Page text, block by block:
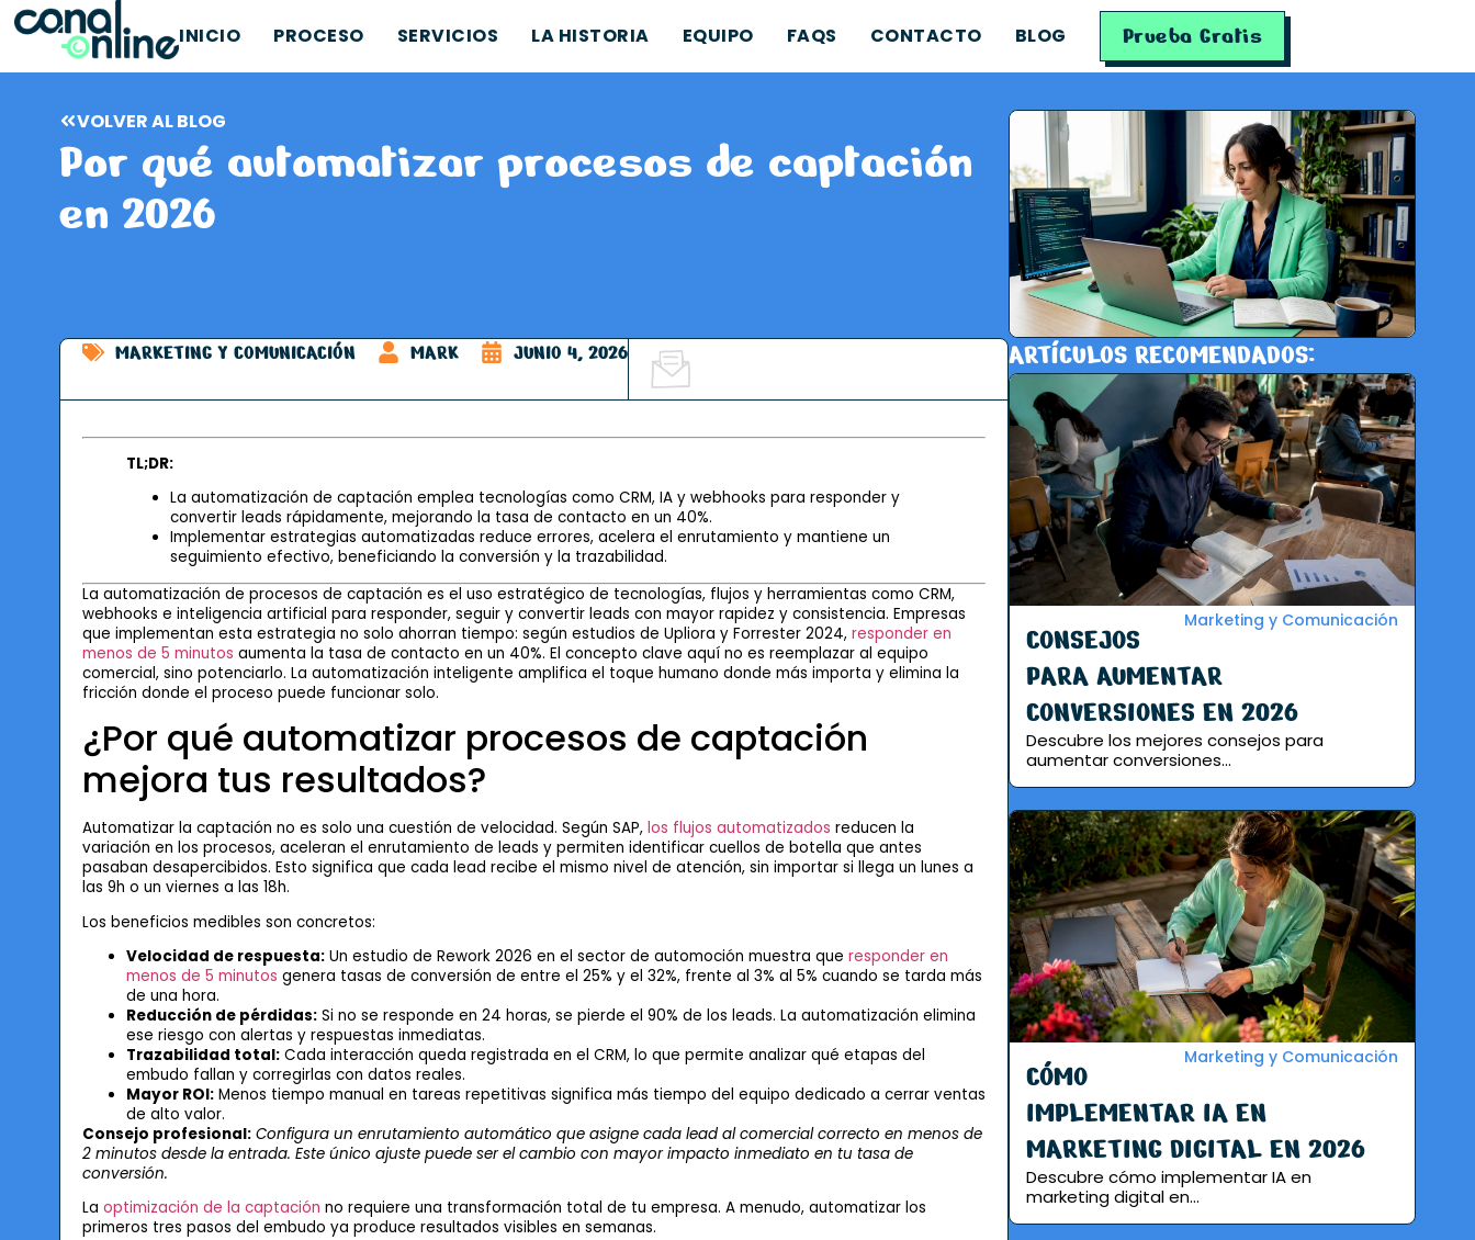
INICIO PROCESO SERVICIOS LA HISTORIA EQUIPO FAQS CONTACTO BLOG Prueba Gratis
VOLVER AL BLOG
Por qué automatizar procesos de captación
en 2026
MARKETING Y COMUNICACIÓN MARK JUNIO 4, 2026
TL;DR:
La automatización de captación emplea tecnologías como CRM, IA y webhooks para responder y
convertir leads rápidamente, mejorando la tasa de contacto en un 40%.
Implementar estrategias automatizadas reduce errores, acelera el enrutamiento y mantiene un
seguimiento efectivo, beneficiando la conversión y la trazabilidad.
La automatización de procesos de captación es el uso estratégico de tecnologías, flujos y herramientas como CRM,
webhooks e inteligencia artificial para responder, seguir y convertir leads con mayor rapidez y consistencia. Empresas
que implementan esta estrategia no solo ahorran tiempo: según estudios de Upliora y Forrester 2024, responder en
menos de 5 minutos aumenta la tasa de contacto en un 40%. El concepto clave aquí no es reemplazar al equipo
comercial, sino potenciarlo. La automatización inteligente amplifica el toque humano donde más importa y elimina la
fricción donde el proceso puede funcionar solo.
¿Por qué automatizar procesos de captación
mejora tus resultados?
Automatizar la captación no es solo una cuestión de velocidad. Según SAP, los flujos automatizados reducen la
variación en los procesos, aceleran el enrutamiento de leads y permiten identificar cuellos de botella que antes
pasaban desapercibidos. Esto significa que cada lead recibe el mismo nivel de atención, sin importar si llega un lunes a
las 9h o un viernes a las 18h.
Los beneficios medibles son concretos:
Velocidad de respuesta:Un estudio de Rework 2026 en el sector de automoción muestra que responder en
menos de 5 minutos genera tasas de conversión de entre el 25% y el 32%, frente al 3% al 5% cuando se tarda más
de una hora.
Reducción de pérdidas:Si no se responde en 24 horas, se pierde el 90% de los leads. La automatización elimina
ese riesgo con alertas y respuestas inmediatas.
Trazabilidad total:Cada interacción queda registrada en el CRM, lo que permite analizar qué etapas del
embudo fallan y corregirlas con datos reales.
Mayor ROI:Menos tiempo manual en tareas repetitivas significa más tiempo del equipo dedicado a cerrar ventas
de alto valor.
Consejo profesional: Configura un enrutamiento automático que asigne cada lead al comercial correcto en menos de
2 minutos desde la entrada. Este único ajuste puede ser el cambio con mayor impacto inmediato en tu tasa de
conversión.
La optimización de la captación no requiere una transformación total de tu empresa. A menudo, automatizar los
primeros tres pasos del embudo ya produce resultados visibles en semanas.
ARTÍCULOS RECOMENDADOS:
Marketing y Comunicación
CONSEJOS
PARA AUMENTAR
CONVERSIONES EN 2026
Descubre los mejores consejos para
aumentar conversiones...
Marketing y Comunicación
CÓMO
IMPLEMENTAR IA EN
MARKETING DIGITAL EN 2026
Descubre cómo implementar IA en
marketing digital en...